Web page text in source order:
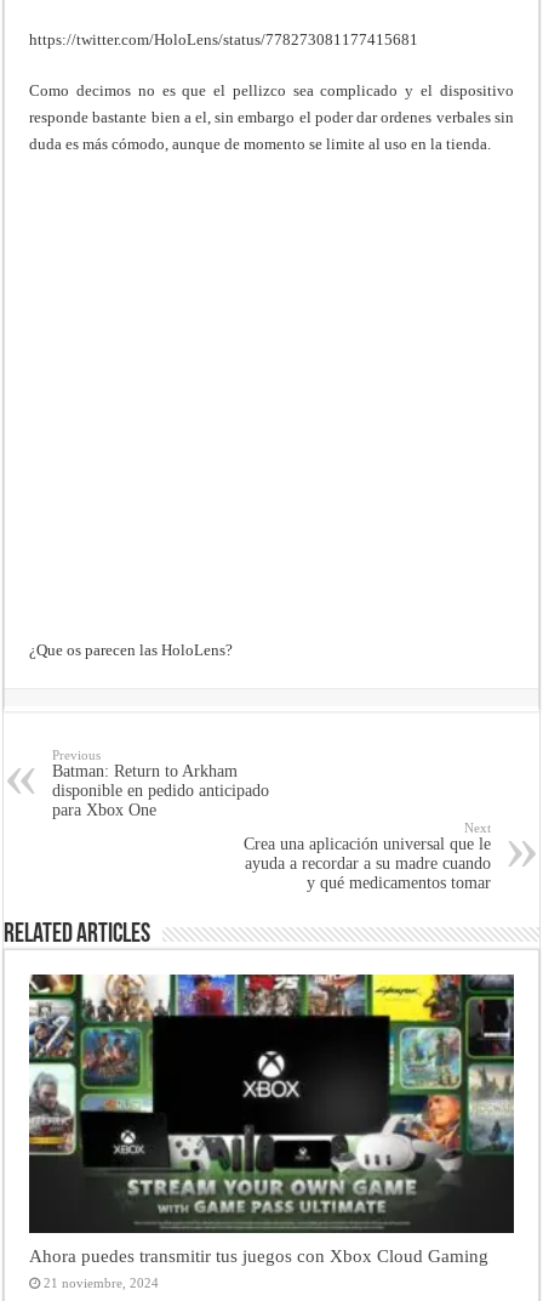
https://twitter.com/HoloLens/status/778273081177415681
Como decimos no es que el pellizco sea complicado y el dispositivo
responde bastante bien a el, sin embargo el poder dar ordenes verbales sin
duda es más cómodo, aunque de momento se limite al uso en la tienda.
¿Que os parecen las HoloLens?
Previous
Batman: Return to Arkham
disponible en pedido anticipado
para Xbox One
Next
Crea una aplicación universal que le
ayuda a recordar a su madre cuando
y qué medicamentos tomar
Related Articles
Ahora puedes transmitir tus juegos con Xbox Cloud Gaming
21 noviembre, 2024